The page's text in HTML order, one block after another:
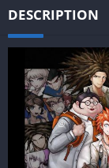
DESCRIPTION